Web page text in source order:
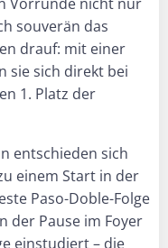
souverän das
drauf: mit einer
sie sich direkt bei
1. Platz der
entschieden sich
einem Start in der
Paso-Doble-Folge
der Pause im Foyer
einstudiert – die